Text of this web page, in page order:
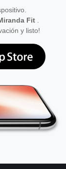
Fit
y listo!